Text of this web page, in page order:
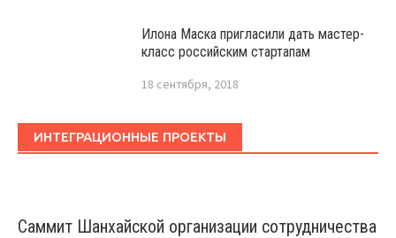
Илона Маска пригласили дать мастер-
класс российским стартапам
18 сентября, 2018
ИНТЕГРАЦИОННЫЕ ПРОЕКТЫ
Саммит Шанхайской организации сотрудничества